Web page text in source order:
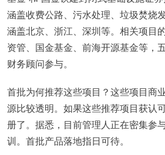
涵盖收费公路、污水处理、垃圾焚烧
涵盖北京、浙江、深圳等。相关项目
资管、国金基金、前海开源基金等，
财务顾问参与。
首批为何推荐这些项目？这些项目商
源比较透明。如果这些推荐项目获认
册了。据悉，目前管理人正在密集参
训。首批产品落地指日可待。